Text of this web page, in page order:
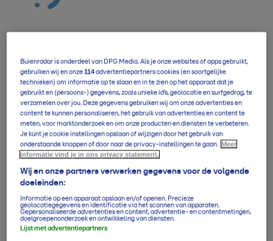
Verwachting overzicht
5-daagse per uur
14-daagse verwachting
Klimaatgemiddelden
Buienradar is onderdeel van DPG Media. Als je onze websites of apps gebruikt,
gebruiken wij en onze114advertentiepartners cookies (en soortgelijke
technieken) om informatie op te slaan en in te zien op het apparaat dat je
gebruikt en (persoons-) gegevens, zoals unieke id’s, geolocatie en surfgedrag, te
verzamelen over jou. Deze gegevens gebruiken wij om onze advertenties en
content te kunnen personaliseren, het gebruik van advertenties en content te
meten, voor marktonderzoek en om onze producten en diensten te verbeteren.
Je kunt je cookie instellingen opslaan of wijzigen door het gebruik van
onderstaande knoppen of door naar de privacy-instellingen te gaan. Meer
informatie vind je in ons privacy statement.
Wij en onze partners verwerken gegevens voor de volgende
doeleinden:
Informatie op een apparaat opslaan en/of openen. Precieze
geolocatiegegevens en identificatie via het scannen van apparaten.
Gepersonaliseerde advertenties en content, advertentie- en contentmetingen,
doelgroepenonderzoek en ontwikkeling van diensten.
Lijst met advertentiepartners